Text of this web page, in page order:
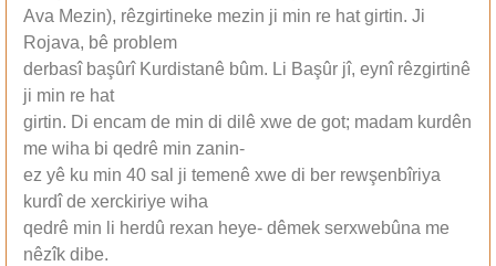
Ava Mezin), rêzgirtineke mezin ji min re hat girtin. Ji
Rojava, bê problem
derbasî başûrî Kurdistanê bûm. Li Başûr jî, eynî rêzgirtinê
ji min re hat
girtin. Di encam de min di dilê xwe de got; madam kurdên
me wiha bi qedrê min zanin-
ez yê ku min 40 sal ji temenê xwe di ber rewşenbîriya
kurdî de xerckiriye wiha
qedrê min li herdû rexan heye- dêmek serxwebûna me
nêzîk dibe.